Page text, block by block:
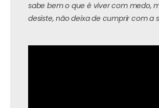
sabe bem o que é viver com medo,
desiste, não deixa de cumprir com a